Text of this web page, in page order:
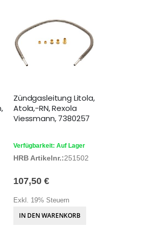
Zündgasleitung Litola,
Atola,-RN, Rexola
Viessmann, 7380257
Verfügbarkeit: Auf Lager
HRB Artikelnr.:251502
107,50 €
Exkl. 19% Steuern
IN DEN WARENKORB